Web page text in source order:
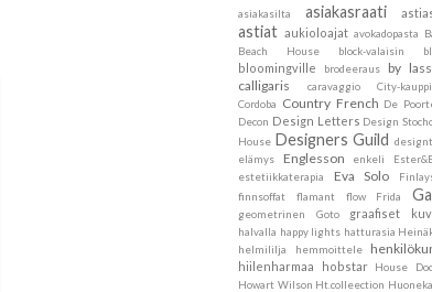
asiakasilta asiakasraati
astiat aukioloajat avokadopasta
Beach House
block-valaisin
bloomingville brodeeraus
by
calligaris
caravaggio
City-
Cordoba
Country French De
Decon Design Letters Design
House Designers Guild
elämys
Englesson enkeli
estetiikkaterapia
Eva Solo
finnsoffat
flamant flow Frida
geometrinen Goto graafiset
halvalla happy lights hatturasia
helmililja
hemmoittele
hiilenharmaa hobstar
House
Howart Wilson Ht.colleection